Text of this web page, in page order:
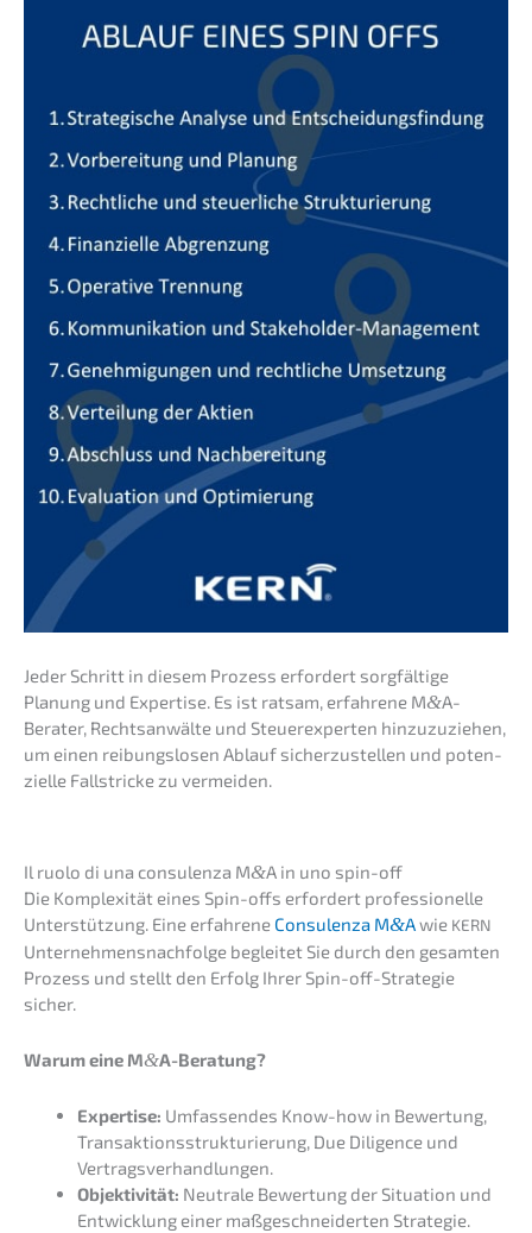
Jeder Schritt in diesem Prozess erfor­dert sorgfäl­ti­ge
Planung und Exper­ti­se. Es ist ratsam, erfah­re­ne M&A-
Berater, Rechts­an­wäl­te und Steuer­ex­per­ten hinzu­zu­zie­hen,
um einen reibungs­lo­sen Ablauf sicher­zu­stel­len und poten­
zi­el­le Fallstri­cke zu vermeiden.
Il ruolo di una consu­len­za M&A in uno spin-off
Die Komple­xi­tät eines Spin-offs erfor­dert profes­sio­nel­le
Unter­stüt­zung. Eine erfah­re­ne Consu­len­za M&Awie KERN
Unternehmens­nachfolge beglei­tet Sie durch den gesam­ten
Prozess und stellt den Erfolg Ihrer Spin-off-Strate­gie
sicher.
Warum eine M&A-Beratung?
Exper­ti­se: Umfas­sen­des Know-how in Bewer­tung,
Trans­ak­ti­ons­struk­tu­rie­rung, Due Diligence und
Vertragsverhandlungen.
Objek­ti­vi­tät: Neutra­le Bewer­tung der Situa­ti­on und
Entwick­lung einer maßge­schnei­der­ten Strategie.